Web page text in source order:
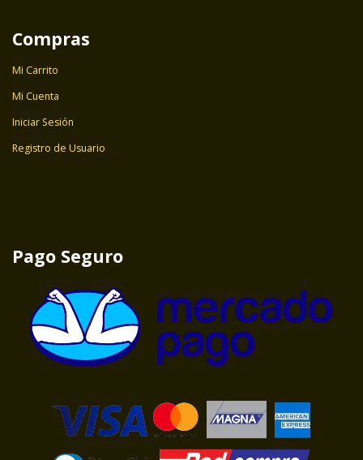
Compras
Mi Carrito
Mi Cuenta
Iniciar Sesión
Registro de Usuario
Pago Seguro